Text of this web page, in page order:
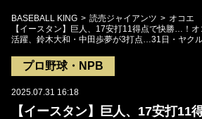
BASEBALL KING 読売ジャイアンツ
オコエ
【イースタン】巨人、17安打11得点で快勝…！
活躍、鈴木大和・中田歩夢が3打点…31日・ヤク
プロ野球・NPB
2025.07.31 16:18
【イースタン】巨人、17安打11